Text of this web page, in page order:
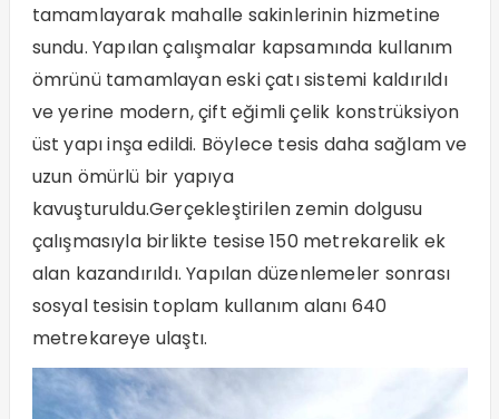
tamamlayarak mahalle sakinlerinin hizmetine
sundu. Yapılan çalışmalar kapsamında kullanım
ömrünü tamamlayan eski çatı sistemi kaldırıldı
ve yerine modern, çift eğimli çelik konstrüksiyon
üst yapı inşa edildi. Böylece tesis daha sağlam ve
uzun ömürlü bir yapıya
kavuşturuldu.Gerçekleştirilen zemin dolgusu
çalışmasıyla birlikte tesise 150 metrekarelik ek
alan kazandırıldı. Yapılan düzenlemeler sonrası
sosyal tesisin toplam kullanım alanı 640
metrekareye ulaştı.